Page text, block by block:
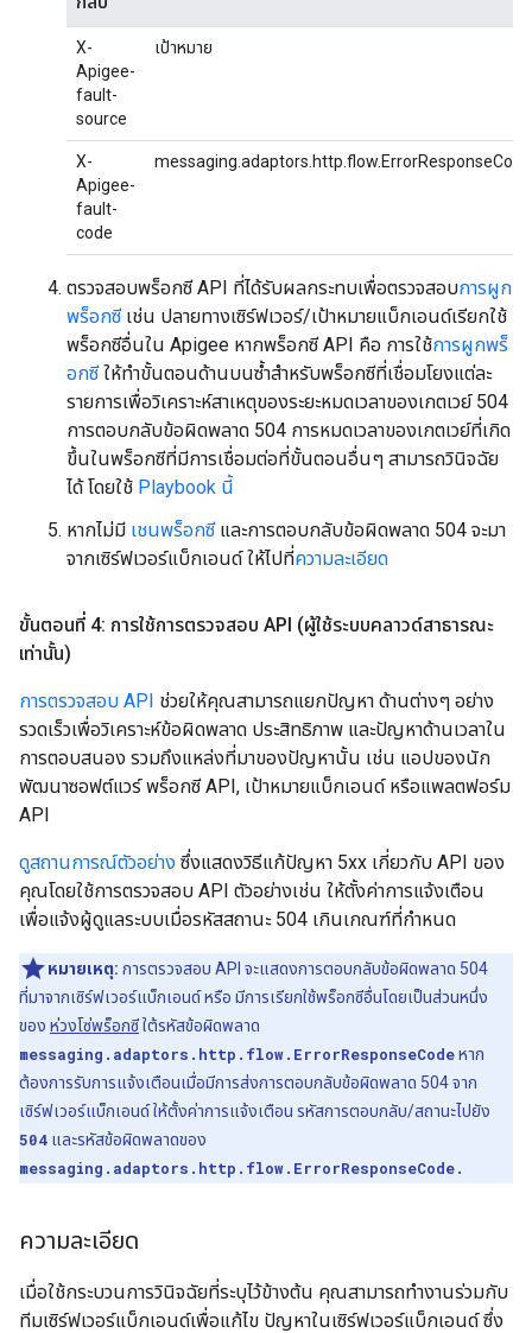
X-
Apigee-
fault-
source
เป้าหมาย
X-
Apigee-
fault-
code
messaging.adaptors.http.flow.ErrorResponseCode
ตรวจสอบพร็อกซี API ที่ได้รับผลกระทบเพื่อตรวจสอบการผูก
พร็อกซีเช่น ปลายทางเซิร์ฟเวอร์/เป้าหมายแบ็กเอนด์เรียกใช้
พร็อกซีอื่นใน Apigee หากพร็อกซี API คือ การใช้การผูกพร็
อกซีให้ทำขั้นตอนด้านบนซ้ำสำหรับพร็อกซีที่เชื่อมโยงแต่ละ
รายการเพื่อวิเคราะห์สาเหตุของระยะหมดเวลาของเกตเวย์ 504
การตอบกลับข้อผิดพลาด 504 การหมดเวลาของเกตเวย์ที่เกิด
ขึ้นในพร็อกซีที่มีการเชื่อมต่อที่ขั้นตอนอื่นๆ สามารถวินิจฉัย
ได้ โดยใช้ Playbook นี้
หากไม่มี เชนพร็อกซีและการตอบกลับข้อผิดพลาด 504 จะมา
จากเซิร์ฟเวอร์แบ็กเอนด์ ให้ไปที่ความละเอียด
ขั้นตอนที่ 4: การใช้การตรวจสอบ API (ผู้ใช้ระบบคลาวด์สาธารณะ
เท่านั้น)
การตรวจสอบ API ช่วยให้คุณสามารถแยกปัญหา ด้านต่างๆ อย่าง
รวดเร็วเพื่อวิเคราะห์ข้อผิดพลาด ประสิทธิภาพ และปัญหาด้านเวลาใน
การตอบสนอง รวมถึงแหล่งที่มาของปัญหานั้น เช่น แอปของนัก
พัฒนาซอฟต์แวร์ พร็อกซี API, เป้าหมายแบ็กเอนด์ หรือแพลตฟอร์ม
API
ดูสถานการณ์ตัวอย่าง ซึ่งแสดงวิธีแก้ปัญหา 5xx เกี่ยวกับ API ของ
คุณโดยใช้การตรวจสอบ API ตัวอย่างเช่น ให้ตั้งค่าการแจ้งเตือน
เพื่อแจ้งผู้ดูแลระบบเมื่อรหัสสถานะ 504 เกินเกณฑ์ที่กำหนด
หมายเหตุ: การตรวจสอบ API จะแสดงการตอบกลับข้อผิดพลาด 504
ที่มาจากเซิร์ฟเวอร์แบ็กเอนด์ หรือ มีการเรียกใช้พร็อกซีอื่นโดยเป็นส่วนหนึ่ง
ของ ห่วงโซ่พร็อกซีใต้รหัสข้อผิดพลาด
messaging.adaptors.http.flow.ErrorResponseCodeหาก
ต้องการรับการแจ้งเตือนเมื่อมีการส่งการตอบกลับข้อผิดพลาด 504 จาก
เซิร์ฟเวอร์แบ็กเอนด์ ให้ตั้งค่าการแจ้งเตือน รหัสการตอบกลับ/สถานะไปยัง
504 และรหัสข้อผิดพลาดของ
messaging.adaptors.http.flow.ErrorResponseCode.
ความละเอียด
เมื่อใช้กระบวนการวินิจฉัยที่ระบุไว้ข้างต้น คุณสามารถทำงานร่วมกับ
ทีมเซิร์ฟเวอร์แบ็กเอนด์เพื่อแก้ไข ปัญหาในเซิร์ฟเวอร์แบ็กเอนด์ ซึ่ง